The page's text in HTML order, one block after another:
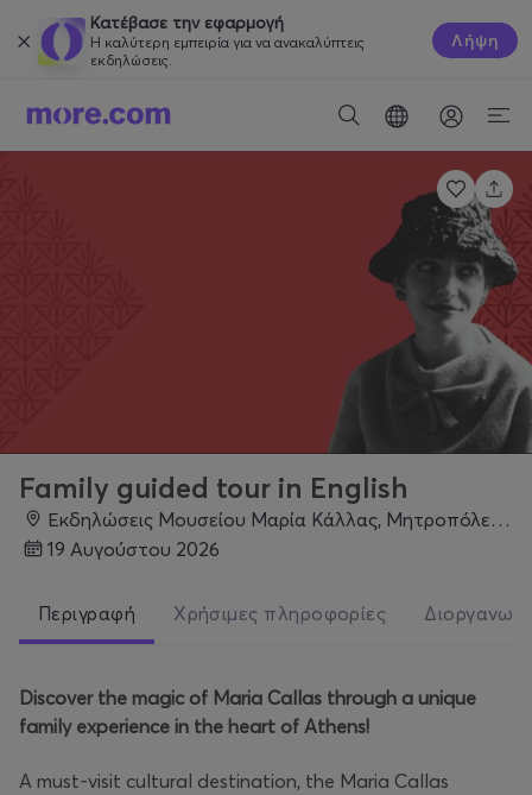
Κατέβασε την εφαρμογή
Η καλύτερη εμπειρία για να ανακαλύπτεις
εκδηλώσεις.
Λήψη
Family guided tour in English
Εκδηλώσεις Μουσείου Μαρία Κάλλας, Μητροπόλεως 44, Αθήνα 105 63, Αθήνα
19 Αυγούστου 2026
Περιγραφή Χρήσιμες πληροφορίες
Discover the magic of Maria Callas through a unique
family experience in the heart of Athens!
A must-visit cultural destination, the Maria Callas